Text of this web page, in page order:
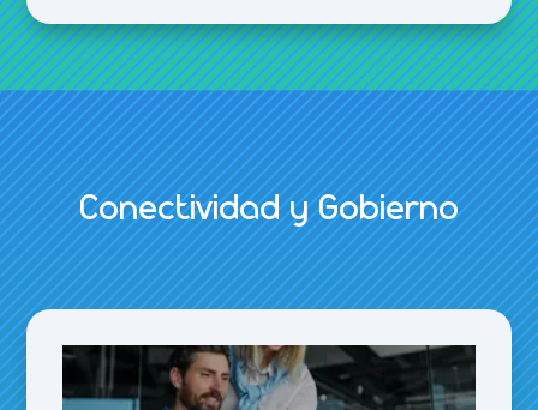
Conectividad y Gobierno